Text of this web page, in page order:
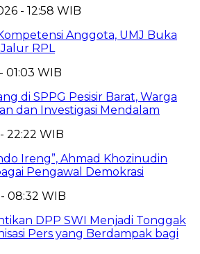
- 12:58 WIB
Anggota, UMJ Buka
RPL
01:03 WIB
di SPPG Pesisir Barat, Warga
dan Investigasi Mendalam
22:22 WIB
Ireng”, Ahmad Khozinudin
Pengawal Demokrasi
08:32 WIB
DPP SWI Menjadi Tonggak
Pers yang Berdampak bagi